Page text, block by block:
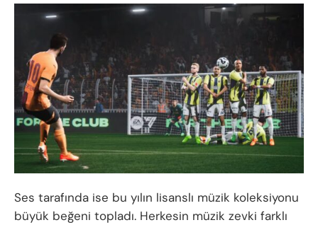
Ses tarafında ise bu yılın lisanslı müzik koleksiyonu
büyük beğeni topladı. Herkesin müzik zevki farklı